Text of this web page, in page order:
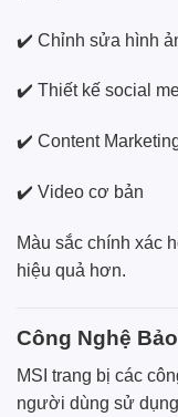
✔️ Chỉnh sửa hình
✔️ Thiết kế social
✔️ Content
✔️ Video cơ bản
Màu sắc chính xác
hiệu quả hơn.
Công Nghệ
MSI trang bị các
người dùng sử